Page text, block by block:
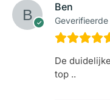
Ben
De
top ..